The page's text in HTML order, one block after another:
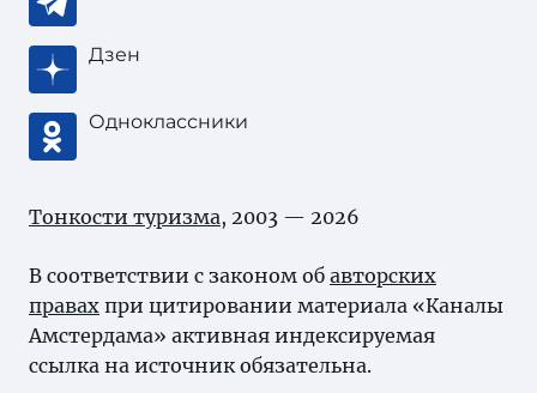
Дзен
Одноклассники
Тонкости туризма, 2003 — 2026
В соответствии с законом об авторских
правах при цитировании материала «Каналы
Амстердама» активная индексируемая
ссылка на источник обязательна.